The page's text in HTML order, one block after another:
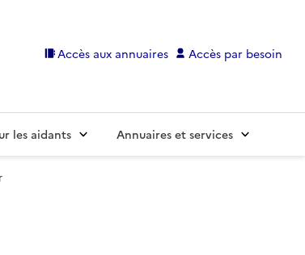
Accès aux annuaires Accès par besoin
les aidants Annuaires et services